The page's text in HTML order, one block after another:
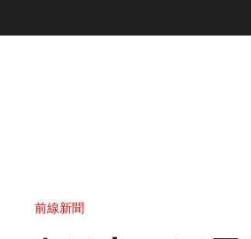
前線新聞